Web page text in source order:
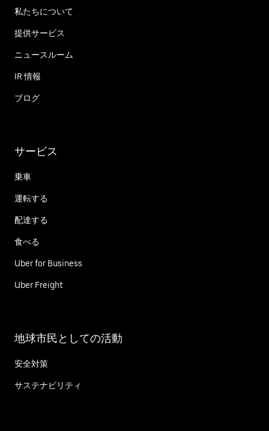
私たちについて
提供サービス
ニュースルーム
IR 情報
ブログ
サービス
乗車
運転する
配達する
食べる
Uber for Business
Uber Freight
地球市民としての活動
安全対策
サステナビリティ